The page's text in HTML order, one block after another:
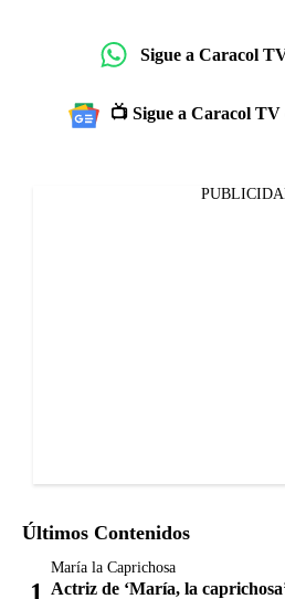
Sigue a Caracol
📺 Sigue a Caracol TV
Últimos Contenidos
María la Caprichosa
Actriz de ‘María, la